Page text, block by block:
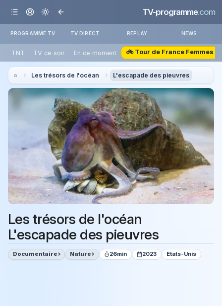
TV-programme.com
PROGRAMME TV TV DIRECT REPLAY NEWS
TNT TV ce soir En ce moment 🚲 Tour de France Femmes
Les trésors de l'océan L'escapade des pieuvres
Les trésors de l'océan
L'escapade des pieuvres
Documentaire Nature 26min 2023 Etats-Unis